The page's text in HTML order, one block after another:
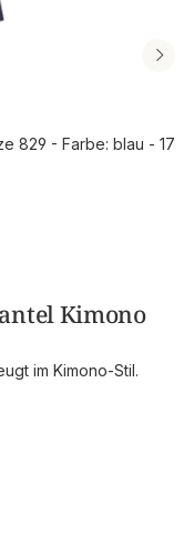
829 - Farbe: blau - 17
Preis:
Kimono
im Kimono-Stil.